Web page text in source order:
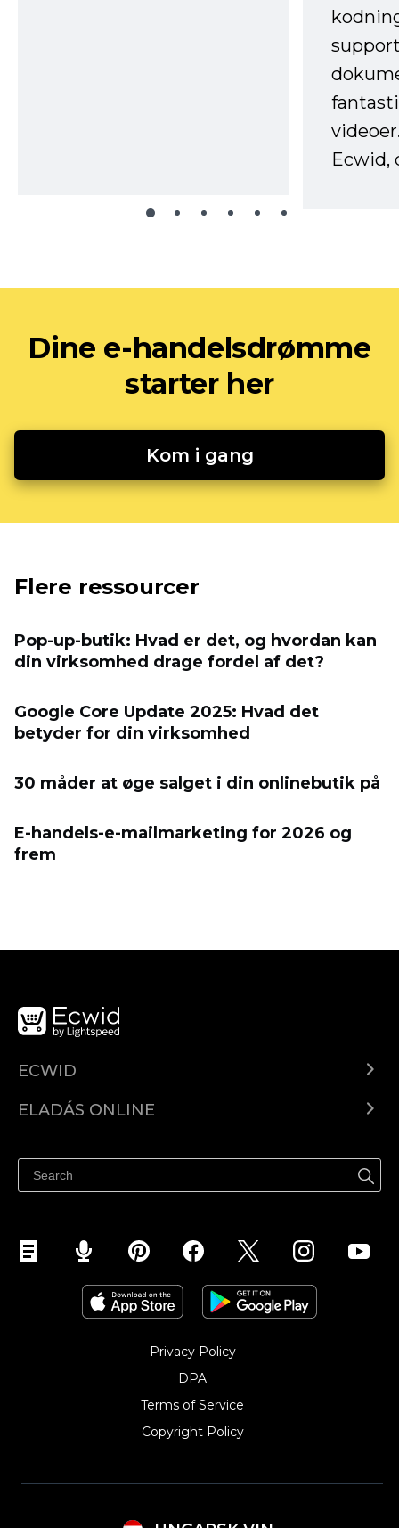
Ecwid,
Dine e-handelsdrømme
starter her
Kom i gang
Flere ressourcer
Pop-up-butik: Hvad er det, og hvordan kan
din virksomhed drage fordel af det?
Google Core Update 2025: Hvad det
betyder for din virksomhed
30 måder at øge salget i din onlinebutik på
E-handels-e-mailmarketing for 2026 og
frem
ECWID
Árkalkuláció
ELADÁS ONLINE
Eladás a Facebookon
Eladás Instagramon
Privacy Policy
DPA
Terms of Service
Copyright Policy‎